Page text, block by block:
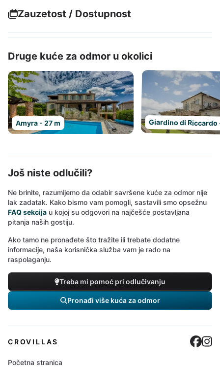
Zauzetost / Dostupnost
Druge kuće za odmor u okolici
Amyra - 27 m Giardino di Riccardo
Još niste odlučili?
Ne brinite, razumijemo da odabir savršene kuće za odmor nije
lak zadatak. Kako bismo vam pomogli, sastavili smo opsežnu
FAQ sekcija u kojoj su odgovori na najčešće postavljana
pitanja naših gostiju.
Ako tamo ne pronađete što tražite ili trebate dodatne
informacije, naša korisnička služba vam je rado na
raspolaganju.
Treba mi pomoć pri odlučivanju
Pronađi više kuća za odmor
CROVILLAS
Početna stranica